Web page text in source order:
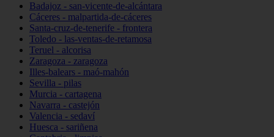
Badajoz - san-vicente-de-alcántara
Cáceres - malpartida-de-cáceres
Santa-cruz-de-tenerife - frontera
Toledo - las-ventas-de-retamosa
Teruel - alcorisa
Zaragoza - zaragoza
Illes-balears - maó-mahón
Sevilla - pilas
Murcia - cartagena
Navarra - castejón
Valencia - sedaví
Huesca - sariñena